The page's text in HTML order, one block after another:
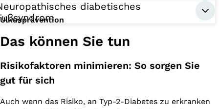
diabetisches
Ulkusprävention
Das können Sie tun
Risikofaktoren minimieren: So sorgen Sie
gut für sich
Auch wenn das Risiko, an Typ-2-Diabetes zu erkranken